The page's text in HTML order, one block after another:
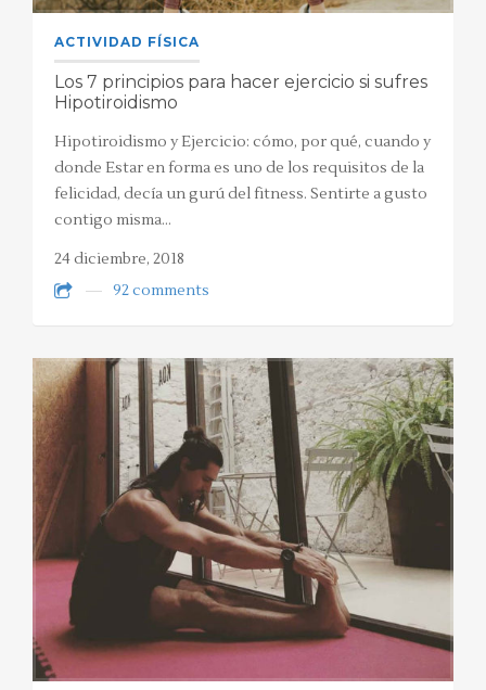
ACTIVIDAD FÍSICA
Los 7 principios para hacer ejercicio si sufres
Hipotiroidismo
Hipotiroidismo y Ejercicio: cómo, por qué, cuando y
donde Estar en forma es uno de los requisitos de la
felicidad, decía un gurú del fitness. Sentirte a gusto
contigo misma…
24 diciembre, 2018
92 comments